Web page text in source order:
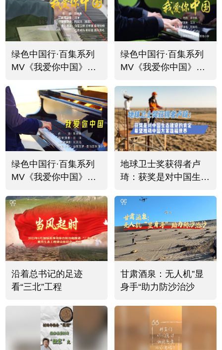
绿色中国行·百集系列
MV《我爱你中国》
绿色中国行·百集系列
MV《我爱你中国》
绿色中国行·百集系列
MV《我爱你中国》
地球卫士奖获得者卢
琦：获奖是对中国生态
中国方案造福世界
沿着总书记的足迹
看“三北”工程
甘肃酒泉：无人机”显
身手“助力防沙治沙